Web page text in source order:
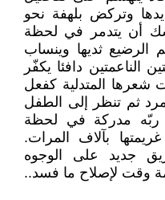
وتركض بلهفة نحو
أن يتدمر في لحظة
الرضيع ثديها وينساب
دافئا يكفّر
المتدلية كفعل
ثم تنظر إلى الطفل
ربّه مدركة في لحظة
بآلاف المرات.
جديد على الوجوه
ثمة وقت لإصلاح ما فسد..